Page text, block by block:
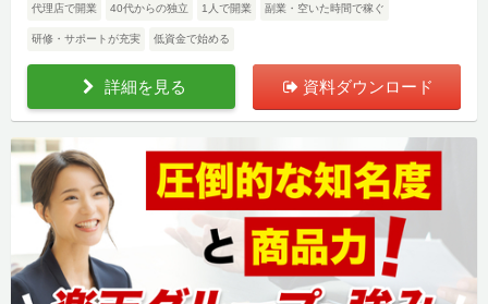
代理店で開業 40代からの独立 1人で開業 副業・空いた時間で稼ぐ
研修・サポートが充実 低資金で始める
詳細を見る 資料ダウンロード